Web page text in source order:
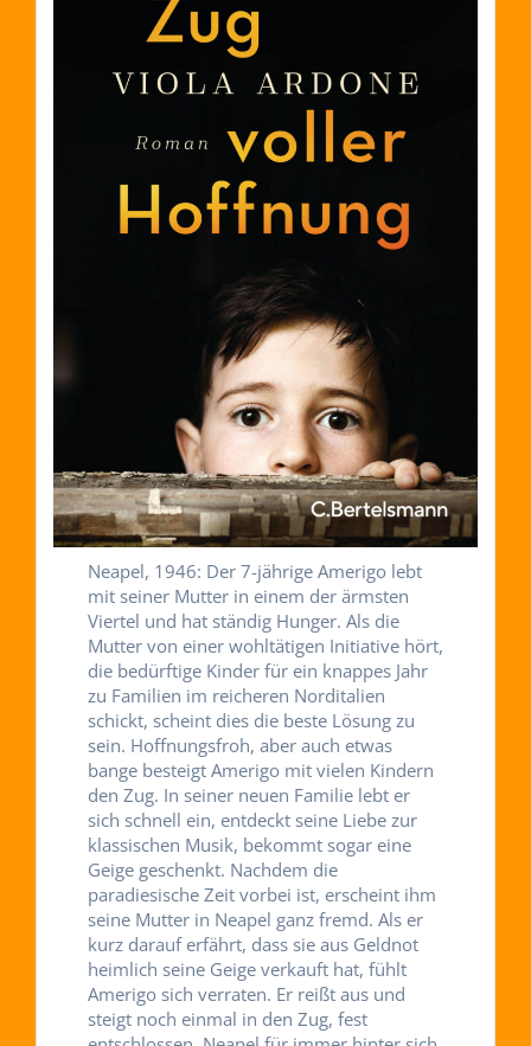
Neapel, 1946: Der 7-jährige Amerigo lebt
mit seiner Mutter in einem der ärmsten
Viertel und hat ständig Hunger. Als die
Mutter von einer wohltätigen Initiative hört,
die bedürftige Kinder für ein knappes Jahr
zu Familien im reicheren Norditalien
schickt, scheint dies die beste Lösung zu
sein. Hoffnungsfroh, aber auch etwas
bange besteigt Amerigo mit vielen Kindern
den Zug. In seiner neuen Familie lebt er
sich schnell ein, entdeckt seine Liebe zur
klassischen Musik, bekommt sogar eine
Geige geschenkt. Nachdem die
paradiesische Zeit vorbei ist, erscheint ihm
seine Mutter in Neapel ganz fremd. Als er
kurz darauf erfährt, dass sie aus Geldnot
heimlich seine Geige verkauft hat, fühlt
Amerigo sich verraten. Er reißt aus und
steigt noch einmal in den Zug, fest